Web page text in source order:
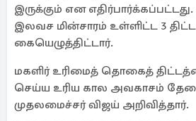
இருக்கும் என
இலவச மின்சாரம் உள்ளிட்ட 3
கையெழுத்திட்டார்.
மகளிர் உரிமைத் தொகைத்
செய்ய உரிய கால அவகாசம்
முதலமைச்சர் விஜய் அறிவித்தார்.